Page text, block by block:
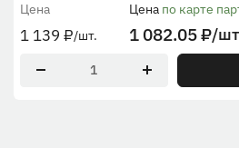
Цена
1 139 ₽/шт.
Цена по карте
1 082.05₽/